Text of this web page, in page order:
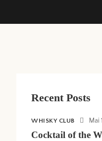
Recent Posts
WHISKY CLUB Mai
Cocktail of the